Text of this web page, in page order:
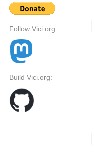
Follow Vici.org:
Build Vici.org: